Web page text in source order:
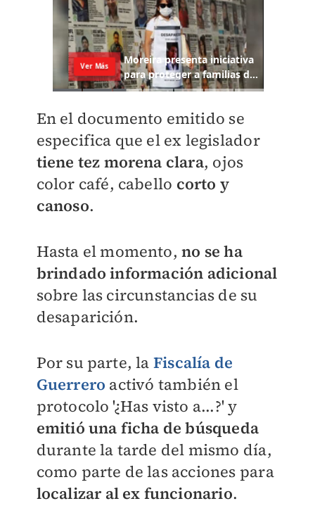
En el documento emitido se
especifica que el ex legislador
tiene tez morena clara, ojos
color café, cabello corto y
canoso.
Hasta el momento,no se ha
brindado información adicional
sobre las circunstancias de su
desaparición.
Por su parte, la Fiscalía de
Guerrero activó también el
protocolo '¿Has visto a...?' y
emitió una ficha de búsqueda
durante la tarde del mismo día,
como parte de las acciones para
localizar al ex funcionario.